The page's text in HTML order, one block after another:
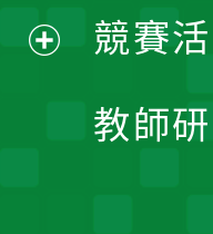
競賽
教師
開